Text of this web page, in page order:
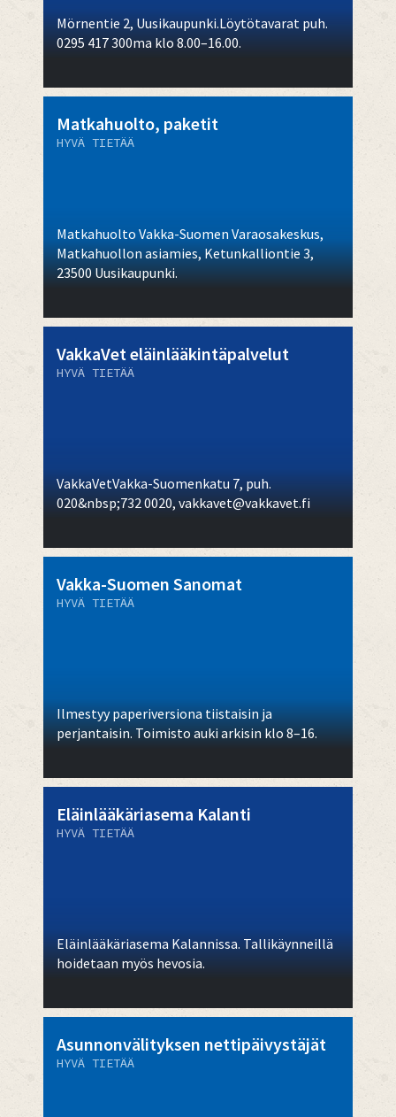
Mörnentie 2, Uusikaupunki.Löytötavarat puh.
0295 417 300ma klo 8.00–16.00.
Matkahuolto, paketit
HYVÄ TIETÄÄ
Matkahuolto Vakka-Suomen Varaosakeskus,
Matkahuollon asiamies, Ketunkalliontie 3,
23500 Uusikaupunki.
VakkaVet eläinlääkintäpalvelut
HYVÄ TIETÄÄ
VakkaVetVakka-Suomenkatu 7, puh.
020&nbsp;732 0020, vakkavet@vakkavet.fi
Vakka-Suomen Sanomat
HYVÄ TIETÄÄ
Ilmestyy paperiversiona tiistaisin ja
perjantaisin. Toimisto auki arkisin klo 8–16.
Eläinlääkäriasema Kalanti
HYVÄ TIETÄÄ
Eläinlääkäriasema Kalannissa. Tallikäynneillä
hoidetaan myös hevosia.
Asunnonvälityksen nettipäivystäjät
HYVÄ TIETÄÄ